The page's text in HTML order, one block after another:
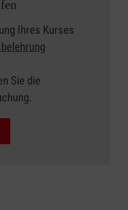
Ihres Kurses
Sie die